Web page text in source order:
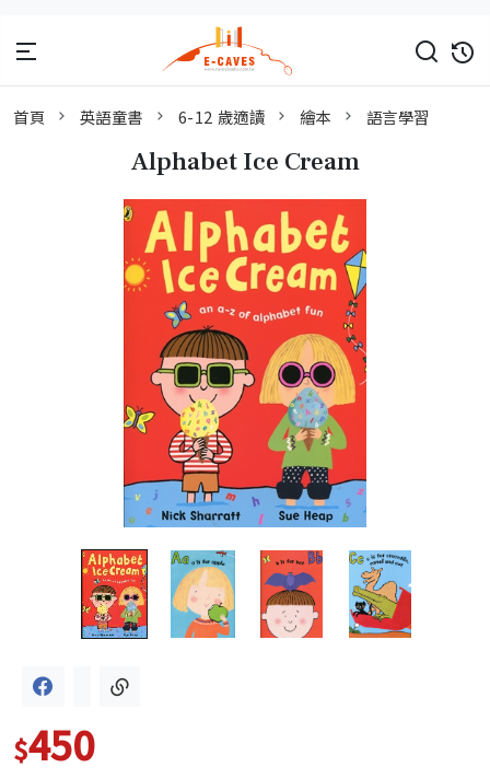
首頁 英語童書 6-12 歲適讀 繪本 語言學習
Alphabet Ice Cream
$450